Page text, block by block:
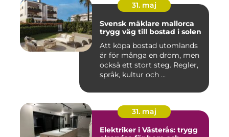
31. maj
Svensk mäklare mallorca
trygg väg till bostad i solen
Att köpa bostad utomlands
är för många en dröm, men
också ett stort steg. Regler,
språk, kultur och ...
31. maj
Elektriker i Västerås: trygg